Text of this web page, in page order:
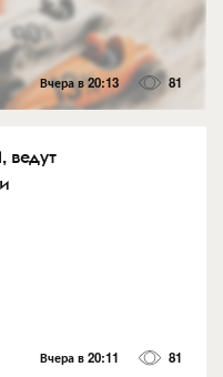
Вчера в 20:13 81
ведут
Вчера в 20:11 81